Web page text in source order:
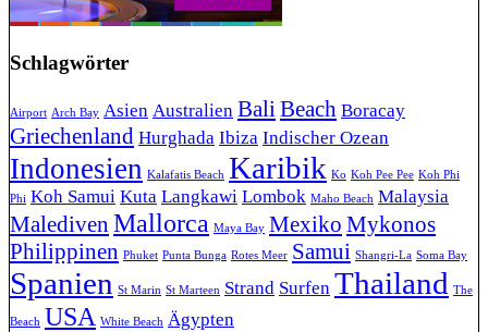
Schlagwörter
Airport Arch Bay Asien Australien BaliBeach Boracay
Griechenland Hurghada Ibiza Indischer Ozean
Indonesien Kalafatis Beach Karibik Ko Koh Pee Pee Koh Phi
Phi Koh Samui Kuta Langkawi Lombok Maho Beach Malaysia
Malediven Mallorca Maya Bay Mexiko Mykonos
Philippinen Phuket Punta Bunga Rotes Meer Samui Shangri-La Soma Bay
Spanien St Marin St Marteen Strand Surfen Thailand The
Beach USA White Beach Ägypten